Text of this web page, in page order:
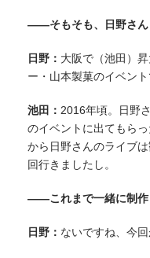
——そもそも、日野さん
日野： 大阪で（池田）
ー・山本製菓のイベン
池田： 2016年頃。日野
のイベントに出てもら
から日野さんのライブ
回行きましたし。
——これまで一緒に制作
日野： ないですね、今回